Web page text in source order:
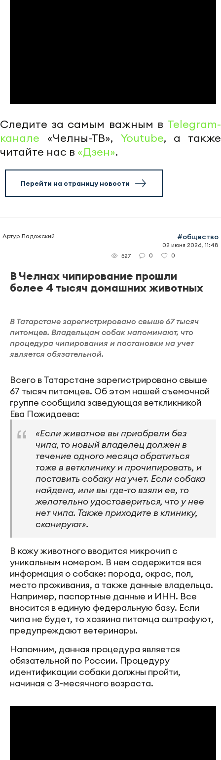
Следите за самым важным в Telegram-
канале «Челны-ТВ», Youtube, а также
читайте нас в «Дзен».
Перейти на страницу новости
Артур Ладожский #общество
02 июня 2026, 11:48
527
0 0
В Челнах чипирование прошли
более 4 тысяч домашних животных
В Татарстане зарегистрировано свыше 67 тысяч
питомцев. Владельцам собак напоминают, что
процедура чипирования и постановки на учет
является обязательной.
Всего в Татарстане зарегистрировано свыше
67 тысяч питомцев. Об этом нашей съемочной
группе сообщила заведующая веткликникой
Ева Пожидаева:
«Если животное вы приобрели без
чипа, то новый владелец должен в
течение одного месяца обратиться
тоже в ветклинику и прочипировать, и
поставить собаку на учет. Если собака
найдена, или вы где-то взяли ее, то
желательно удостовериться, что у нее
нет чипа. Также приходите в клинику,
сканируют».
В кожу животного вводится микрочип с
уникальным номером. В нем содержится вся
информация о собаке: порода, окрас, пол,
место проживания, а также данные владельца.
Например, паспортные данные и ИНН. Все
вносится в единую федеральную базу. Если
чипа не будет, то хозяина питомца оштрафуют,
предупреждают ветеринары.
Напомним, данная процедура является
обязательной по России. Процедуру
идентификации собаки должны пройти,
начиная с 3-месячного возраста.